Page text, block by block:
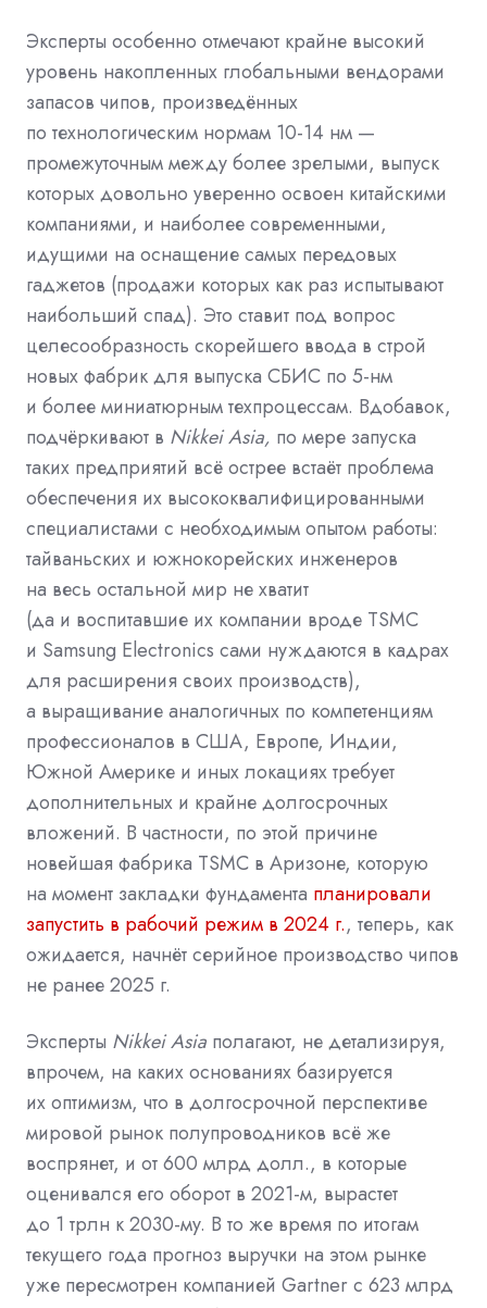
Эксперты особенно отмечают крайне высокий
уровень накопленных глобальными вендорами
запасов чипов, произведённых
по технологическим нормам 10-14 нм —
промежуточным между более зрелыми, выпуск
которых довольно уверенно освоен китайскими
компаниями, и наиболее современными,
идущими на оснащение самых передовых
гаджетов (продажи которых как раз испытывают
наибольший спад). Это ставит под вопрос
целесообразность скорейшего ввода в строй
новых фабрик для выпуска СБИС по 5-нм
и более миниатюрным техпроцессам. Вдобавок,
подчёркивают в Nikkei Asia, по мере запуска
таких предприятий всё острее встаёт проблема
обеспечения их высококвалифицированными
специалистами с необходимым опытом работы:
тайваньских и южнокорейских инженеров
на весь остальной мир не хватит
(да и воспитавшие их компании вроде TSMC
и Samsung Electronics сами нуждаются в кадрах
для расширения своих производств),
а выращивание аналогичных по компетенциям
профессионалов в США, Европе, Индии,
Южной Америке и иных локациях требует
дополнительных и крайне долгосрочных
вложений. В частности, по этой причине
новейшая фабрика TSMC в Аризоне, которую
на момент закладки фундамента планировали
запустить в рабочий режим в 2024 г., теперь, как
ожидается, начнёт серийное производство чипов
не ранее 2025 г.
Эксперты Nikkei Asia полагают, не детализируя,
впрочем, на каких основаниях базируется
их оптимизм, что в долгосрочной перспективе
мировой рынок полупроводников всё же
воспрянет, и от 600 млрд долл., в которые
оценивался его оборот в 2021-м, вырастет
до 1 трлн к 2030-му. В то же время по итогам
текущего года прогноз выручки на этом рынке
уже пересмотрен компанией Gartner с 623 млрд